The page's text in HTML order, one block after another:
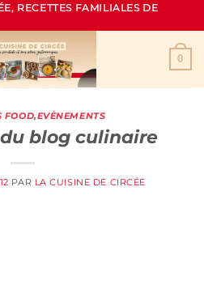
RECETTES FAMILIALES DE
0
FOOD,EVÈNEMENTS
blog culinaire
PAR LA CUISINE DE CIRCÉE